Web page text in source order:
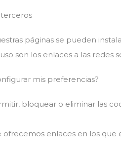
páginas se pueden
son los enlaces a las
mis preferencias?
bloquear o eliminar las
ofrecemos enlaces en los